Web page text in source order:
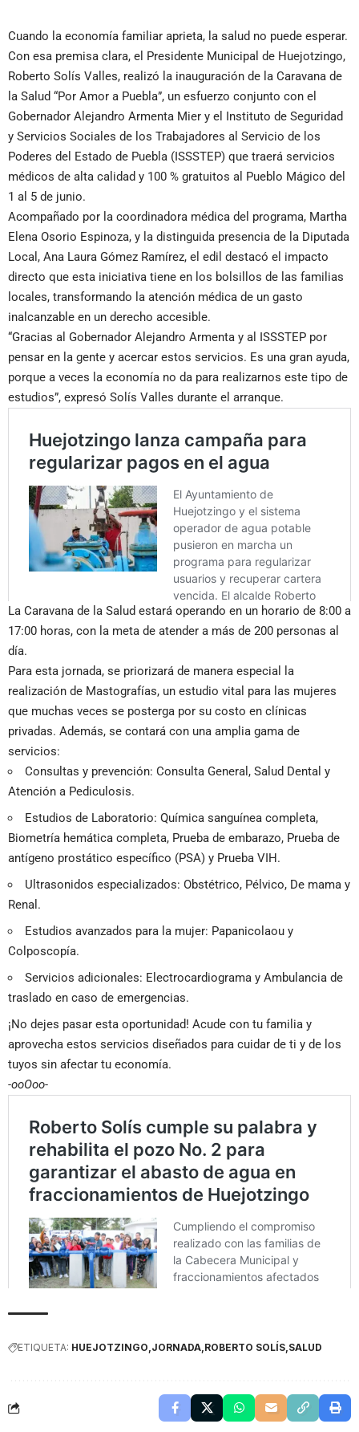
Cuando la economía familiar aprieta, la salud no puede esperar.
Con esa premisa clara, el Presidente Municipal de Huejotzingo,
Roberto Solís Valles, realizó la inauguración de la Caravana de
la Salud “Por Amor a Puebla”, un esfuerzo conjunto con el
Gobernador Alejandro Armenta Mier y el Instituto de Seguridad
y Servicios Sociales de los Trabajadores al Servicio de los
Poderes del Estado de Puebla (ISSSTEP) que traerá servicios
médicos de alta calidad y 100 % gratuitos al Pueblo Mágico del
1 al 5 de junio.
Acompañado por la coordinadora médica del programa, Martha
Elena Osorio Espinoza, y la distinguida presencia de la Diputada
Local, Ana Laura Gómez Ramírez, el edil destacó el impacto
directo que esta iniciativa tiene en los bolsillos de las familias
locales, transformando la atención médica de un gasto
inalcanzable en un derecho accesible.
“Gracias al Gobernador Alejandro Armenta y al ISSSTEP por
pensar en la gente y acercar estos servicios. Es una gran ayuda,
porque a veces la economía no da para realizarnos este tipo de
estudios”, expresó Solís Valles durante el arranque.
La Caravana de la Salud estará operando en un horario de 8:00 a
17:00 horas, con la meta de atender a más de 200 personas al
día.
Para esta jornada, se priorizará de manera especial la
realización de Mastografías, un estudio vital para las mujeres
que muchas veces se posterga por su costo en clínicas
privadas. Además, se contará con una amplia gama de
servicios:
Consultas y prevención: Consulta General, Salud Dental y
Atención a Pediculosis.
Estudios de Laboratorio: Química sanguínea completa,
Biometría hemática completa, Prueba de embarazo, Prueba de
antígeno prostático específico (PSA) y Prueba VIH.
Ultrasonidos especializados: Obstétrico, Pélvico, De mama y
Renal.
Estudios avanzados para la mujer: Papanicolaou y
Colposcopía.
Servicios adicionales: Electrocardiograma y Ambulancia de
traslado en caso de emergencias.
¡No dejes pasar esta oportunidad! Acude con tu familia y
aprovecha estos servicios diseñados para cuidar de ti y de los
tuyos sin afectar tu economía.
-ooOoo-
ETIQUETA: HUEJOTZINGO JORNADA ROBERTO SOLÍS SALUD